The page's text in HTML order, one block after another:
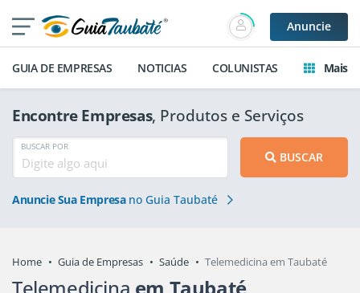
Anuncie
GUIA DE EMPRESAS NOTICIAS COLUNISTAS Mais
Encontre Empresas, Produtos e Serviços
BUSCAR POR
BUSCAR
Anuncie Sua Empresano Guia Taubaté
Home Guia de Empresas Saúde Telemedicina em Taubaté